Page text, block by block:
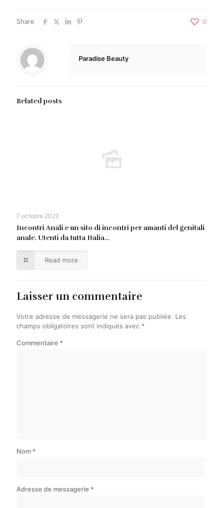
Share 0
Paradise Beauty
Related posts
7 octobre 2022
Incontri Anali e un sito di incontri per amanti del genitali
anale. Utenti da tutta Italia…
Read more
Laisser un commentaire
Votre adresse de messagerie ne sera pas publiée. Les
champs obligatoires sont indiqués avec *
Commentaire *
Nom *
Adresse de messagerie *